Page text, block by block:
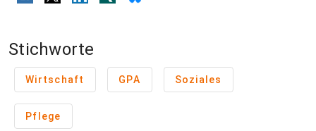
Stichworte
Wirtschaft GPA Soziales
Pflege